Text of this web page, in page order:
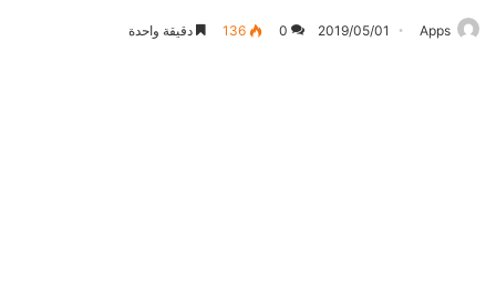
Apps
2019/05/01
0
136 دقيقة واحدة